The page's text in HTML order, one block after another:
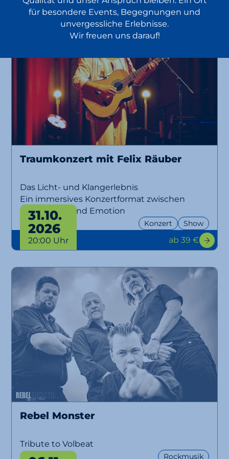
Traumkonzert mit Felix Räuber
Das Licht- und Klangerlebnis
Ein immersives Konzertformat zwischen
Musik, Licht und Emotion
Konzert Show
31.10.
2026
20:00 Uhr ab 39 €
Rebel Monster
Tribute to Volbeat
Rockmusik
für besondere Events, Begegnungen und
unvergessliche Erlebnisse.
Wir freuen uns darauf!